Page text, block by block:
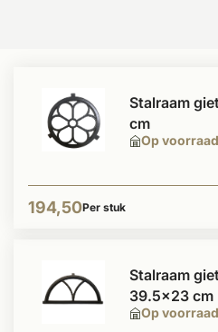
Op voorraad
Stalraam
cm
194,50Per stuk
Op voorraad
Stalraam
39.5x23 cm